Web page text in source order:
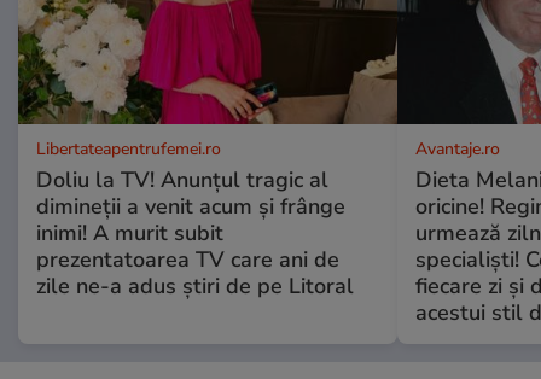
Libertateapentrufemei.ro
Doliu la TV! Anunțul tragic al
dimineții a venit acum și frânge
inimi! A murit subit
prezentatoarea TV care ani de
zile ne-a adus știri de pe Litoral
Avantaje.ro
Dieta
oricine!
urmează
specialiști!
fiecare zi și
acestui stil